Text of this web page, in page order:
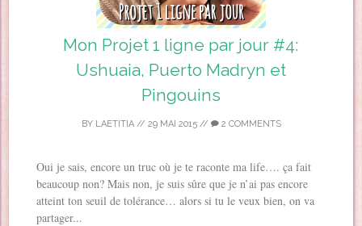
Mon Projet 1 ligne par jour #4:
Ushuaia, Puerto Madryn et
Pingouins
BY LAETITIA// 29 MAI 2015// 2 COMMENTS
Oui je sais, encore un truc où je te raconte ma life…. ça fait
beaucoup non? Mais non, je suis sûre que je n’ai pas encore
atteint ton seuil de tolérance… alors si tu le veux bien, on va
partager...